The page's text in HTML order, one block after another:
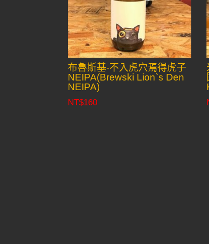
布魯斯基-不入虎穴焉得虎子
NEIPA(Brewski Lion`s Den
NEIPA)
NT$160